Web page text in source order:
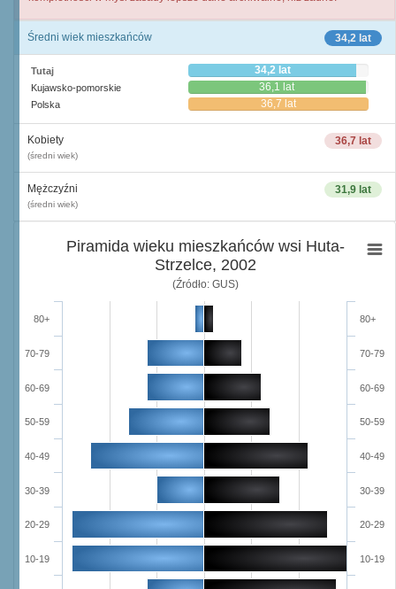
34,2 lat
Średni wiek mieszkańców
Tutaj 34,2 lat
Kujawsko-pomorskie 36,1 lat
Polska 36,7 lat
36,7 lat
Kobiety
(średni wiek)
31,9 lat
Mężczyźni
(średni wiek)
Piramida wieku mieszkańców wsi Huta-
Strzelce, 2002
(Źródło: GUS)
10-19
20-29
30-39
40-49
50-59
60-69
70-79
80+
10-19
20-29
30-39
40-49
50-59
60-69
70-79
80+